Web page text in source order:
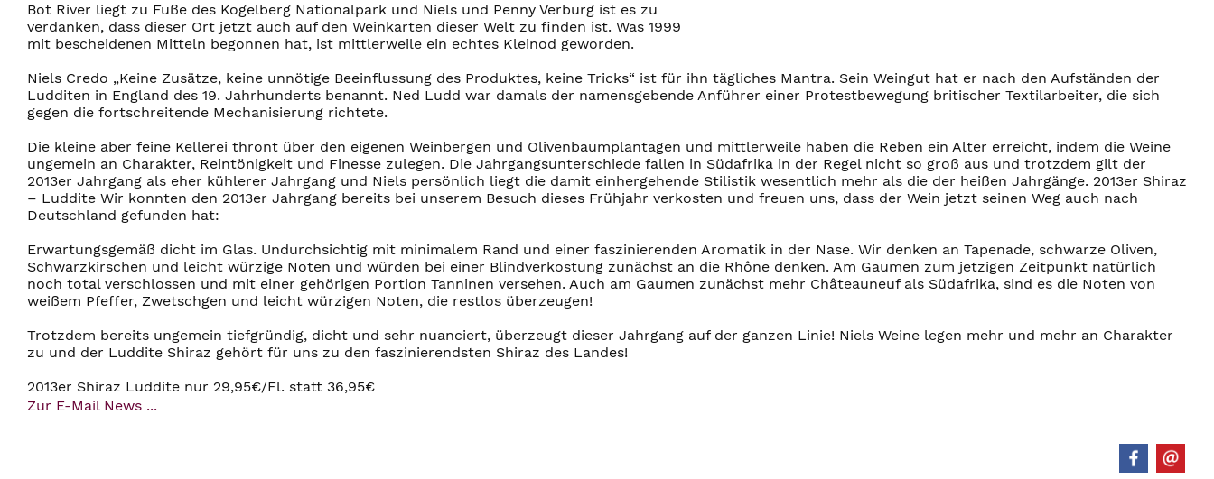
Bot River liegt zu Fuße des Kogelberg Nationalpark und Niels und Penny Verburg ist es zu
verdanken, dass dieser Ort jetzt auch auf den Weinkarten dieser Welt zu finden ist. Was 1999
mit bescheidenen Mitteln begonnen hat, ist mittlerweile ein echtes Kleinod geworden.
Niels Credo „Keine Zusätze, keine unnötige Beeinflussung des Produktes, keine Tricks“ ist für ihn tägliches Mantra. Sein Weingut hat er nach den Aufständen der
Ludditen in England des 19. Jahrhunderts benannt. Ned Ludd war damals der namensgebende Anführer einer Protestbewegung britischer Textilarbeiter, die sich
gegen die fortschreitende Mechanisierung richtete.
Die kleine aber feine Kellerei thront über den eigenen Weinbergen und Olivenbaumplantagen und mittlerweile haben die Reben ein Alter erreicht, indem die Weine
ungemein an Charakter, Reintönigkeit und Finesse zulegen. Die Jahrgangsunterschiede fallen in Südafrika in der Regel nicht so groß aus und trotzdem gilt der
2013er Jahrgang als eher kühlerer Jahrgang und Niels persönlich liegt die damit einhergehende Stilistik wesentlich mehr als die der heißen Jahrgänge. 2013er Shiraz
– Luddite Wir konnten den 2013er Jahrgang bereits bei unserem Besuch dieses Frühjahr verkosten und freuen uns, dass der Wein jetzt seinen Weg auch nach
Deutschland gefunden hat:
Erwartungsgemäß dicht im Glas. Undurchsichtig mit minimalem Rand und einer faszinierenden Aromatik in der Nase. Wir denken an Tapenade, schwarze Oliven,
Schwarzkirschen und leicht würzige Noten und würden bei einer Blindverkostung zunächst an die Rhône denken. Am Gaumen zum jetzigen Zeitpunkt natürlich
noch total verschlossen und mit einer gehörigen Portion Tanninen versehen. Auch am Gaumen zunächst mehr Châteauneuf als Südafrika, sind es die Noten von
weißem Pfeffer, Zwetschgen und leicht würzigen Noten, die restlos überzeugen!
Trotzdem bereits ungemein tiefgründig, dicht und sehr nuanciert, überzeugt dieser Jahrgang auf der ganzen Linie! Niels Weine legen mehr und mehr an Charakter
zu und der Luddite Shiraz gehört für uns zu den faszinierendsten Shiraz des Landes!
2013er Shiraz Luddite nur 29,95€/Fl. statt 36,95€
Zur E-Mail News ...